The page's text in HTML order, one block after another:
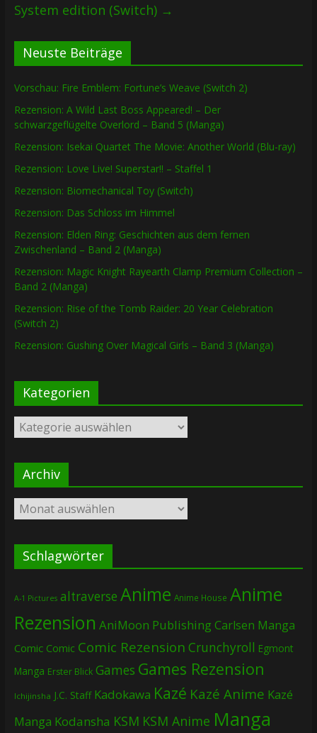
System edition (Switch) →
Neuste Beiträge
Vorschau: Fire Emblem: Fortune’s Weave (Switch 2)
Rezension: A Wild Last Boss Appeared! – Der
schwarzgeflügelte Overlord – Band 5 (Manga)
Rezension: Isekai Quartet The Movie: Another World (Blu-ray)
Rezension: Love Live! Superstar!! – Staffel 1
Rezension: Biomechanical Toy (Switch)
Rezension: Das Schloss im Himmel
Rezension: Elden Ring: Geschichten aus dem fernen
Zwischenland – Band 2 (Manga)
Rezension: Magic Knight Rayearth Clamp Premium Collection –
Band 2 (Manga)
Rezension: Rise of the Tomb Raider: 20 Year Celebration
(Switch 2)
Rezension: Gushing Over Magical Girls – Band 3 (Manga)
Kategorien
Kategorien
Archiv
Archiv
Schlagwörter
A-1 Pictures altraverse Anime Anime House Anime
Rezension AniMoon PublishingCarlsen Manga
Comic Comic Comic Rezension Crunchyroll Egmont
Manga Erster Blick Games Games Rezension
Ichijinsha J.C. Staff Kadokawa Kazé Kazé Anime Kazé
Manga Kodansha KSM KSM Anime Manga